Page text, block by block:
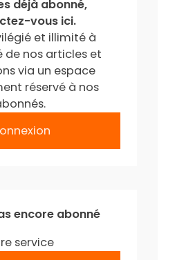
déjà abonné,
vous ici.
et illimité à
de nos articles et
via un espace
réservé à nos
encore abonné
service